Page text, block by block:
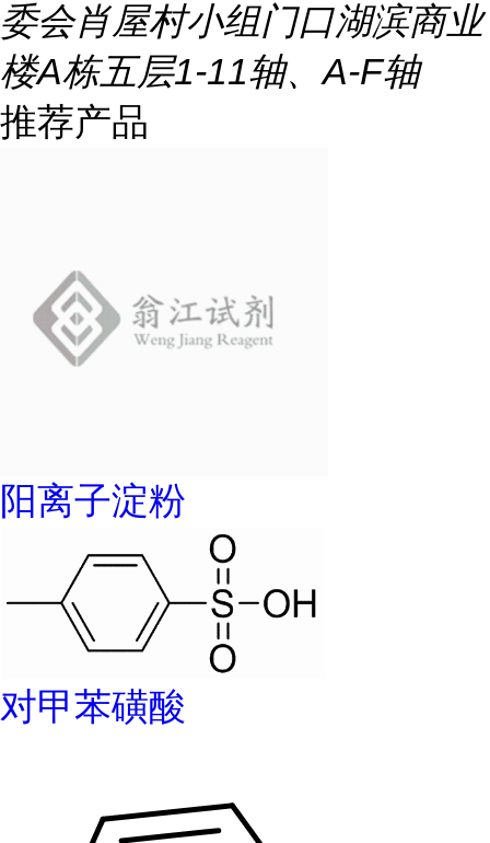
委会肖屋村小组门口湖滨商业
楼A栋五层1-11轴、A-F轴
推荐产品
阳离子淀粉
对甲苯磺酸